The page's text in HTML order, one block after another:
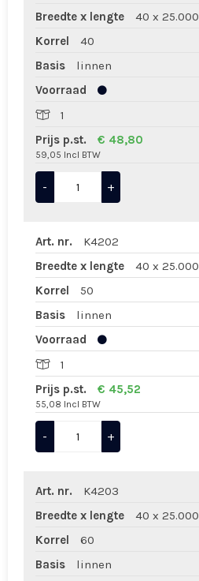
Breedte x lengte
40 x 25.000
Korrel
40
Basis
linnen
Voorraad
1
Prijs p.st.
€ 48,80
59,05 Incl BTW
- +
Art. nr.
K4202
Breedte x lengte
40 x 25.000
Korrel
50
Basis
linnen
Voorraad
1
Prijs p.st.
€ 45,52
55,08 Incl BTW
- +
Art. nr.
K4203
Breedte x lengte
40 x 25.000
Korrel
60
Basis
linnen